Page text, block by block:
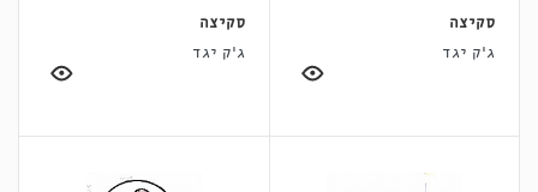
סקיצה
ג'ק יגד
סקיצה
ג'ק יגד